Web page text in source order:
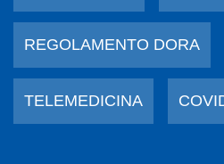
REGOLAMENTO DORA
TELEMEDICINA